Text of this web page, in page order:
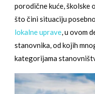
porodične kuće, školske
što čini situaciju
lokalne uprave, u ovom
stanovnika, od kojih
kategorijama